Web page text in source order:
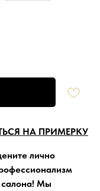
НА ПРИМЕРКУ
лично
Мы